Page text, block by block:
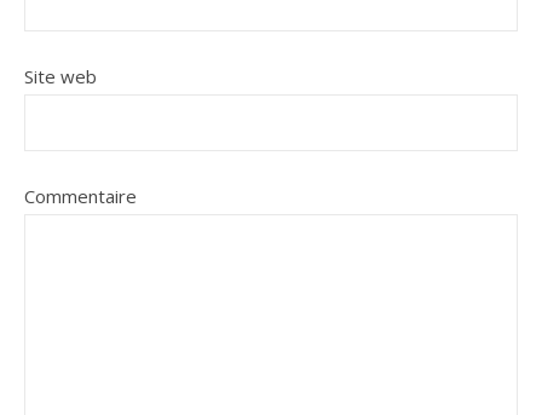
Site web
Commentaire